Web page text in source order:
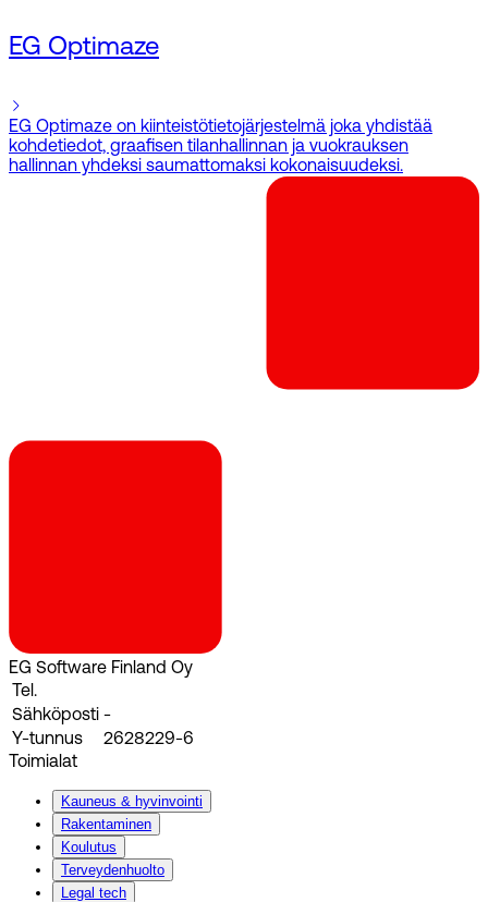
EG Optimaze
EG Optimaze on kiinteistötietojärjestelmä joka yhdistää
kohdetiedot, graafisen tilanhallinnan ja vuokrauksen
hallinnan yhdeksi saumattomaksi kokonaisuudeksi.
EG Software Finland Oy
Tel.
Sähköposti -
Y-tunnus
2628229-6
Toimialat
Kauneus & hyvinvointi
Rakentaminen
Koulutus
Terveydenhuolto
Legal tech